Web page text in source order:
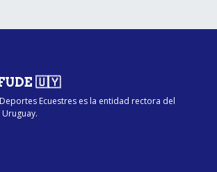
🇺🇾
Ecuestres es la entidad rectora del